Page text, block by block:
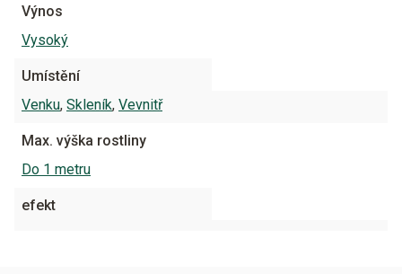
Výnos
Vysoký
Umístění
Venku, Skleník, Vevnitř
Max. výška rostliny
Do 1 metru
efekt